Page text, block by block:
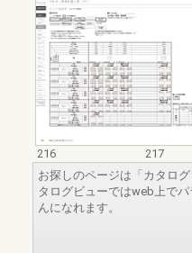
216
217
お探しのページは「カタロ
タログビューではweb上で
んになれます。